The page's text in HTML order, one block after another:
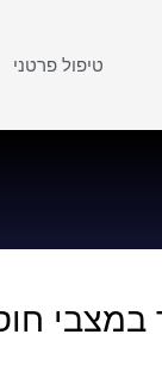
טיפול פרטני